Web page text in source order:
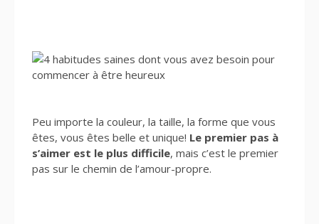
Peu importe la couleur, la taille, la forme que vous
êtes, vous êtes belle et unique! Le premier pas à
s’aimer est le plus difficile, mais c’est le premier
pas sur le chemin de l’amour-propre.